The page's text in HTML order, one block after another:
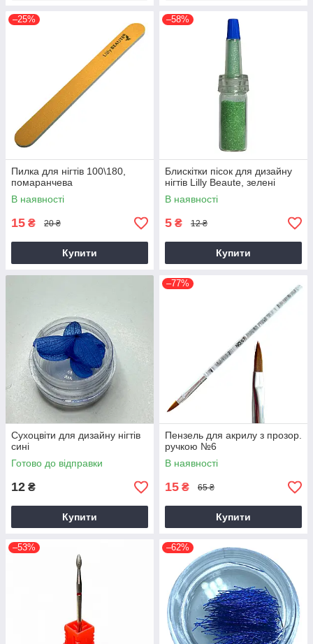
–25%
Пилка для нігтів 100\180,
помаранчева
В наявності
15 ₴ 20 ₴
Купити
–58%
Блискітки пісок для дизайну
нігтів Lilly Beaute, зелені
В наявності
5 ₴ 12 ₴
Купити
Сухоцвіти для дизайну нігтів
сині
Готово до відправки
12 ₴
Купити
–77%
Пензель для акрилу з прозор.
ручкою №6
В наявності
15 ₴ 65 ₴
Купити
–53% –62%